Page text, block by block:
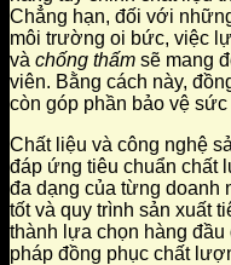
Chẳng hạn, đối với
môi trường oi bức, việc
và chống thấm sẽ mang
viên. Bằng cách này,
còn góp phần bảo vệ
Chất liệu và công nghệ
đáp ứng tiêu chuẩn chất
đa dạng của từng doanh
tốt và quy trình sản xuất
thành lựa chọn hàng
pháp đồng phục chất